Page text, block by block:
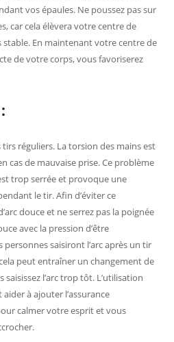
vos épaules. Ne poussez pas sur
car cela élèvera votre centre de
En maintenant votre centre de
de votre corps, vous favoriserez
réguliers. La torsion des mains est
cas de mauvaise prise. Ce problème
trop serrée et provoque une
le tir. Afin d’éviter ce
douce et ne serrez pas la poignée
avec la pression d’être
saisiront l’arc après un tir
peut entraîner un changement de
l’arc trop tôt. L’utilisation
à ajouter l’assurance
calmer votre esprit et vous